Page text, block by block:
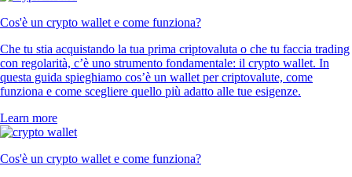
Cos'è un crypto wallet e come funziona?
Che tu stia acquistando la tua prima criptovaluta o che tu faccia trading
con regolarità, c’è uno strumento fondamentale: il crypto wallet. In
questa guida spieghiamo cos’è un wallet per criptovalute, come
funziona e come scegliere quello più adatto alle tue esigenze.
Learn more
Cos'è un crypto wallet e come funziona?